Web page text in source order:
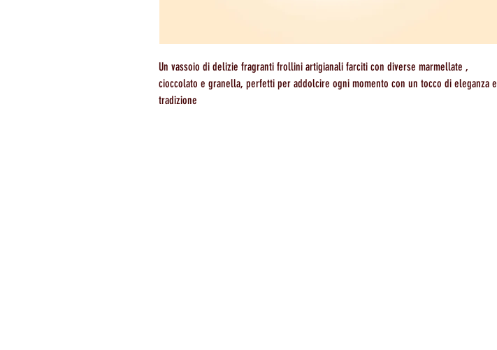
Un vassoio di delizie fragranti frollini artigianali farciti con diverse marmellate ,
cioccolato e granella, perfetti per addolcire ogni momento con un tocco di eleganza e
tradizione